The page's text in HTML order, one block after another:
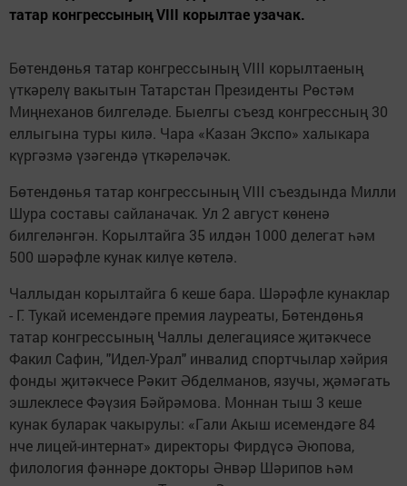
татар конгрессының VIII корылтае узачак.
Бөтендөнья татар конгрессының VIII корылтаеның
үткәрелү вакытын Татарстан Президенты Рөстәм
Миңнеханов билгеләде. Быелгы съезд конгрессның 30
еллыгына туры килә. Чара «Казан Экспо» халыкара
күргәзмә үзәгендә үткәреләчәк.
Бөтендөнья татар конгрессының VIII съездында Милли
Шура составы сайланачак. Ул 2 август көненә
билгеләнгән. Корылтайга 35 илдән 1000 делегат һәм
500 шәрәфле кунак килүе көтелә.
Чаллыдан корылтайга 6 кеше бара. Шәрәфле кунаклар
- Г. Тукай исемендәге премия лауреаты, Бөтендөнья
татар конгрессының Чаллы делегациясе җитәкчесе
Факил Сафин, "Идел-Урал" инвалид спортчылар хәйрия
фонды җитәкчесе Рәкит Әбделманов, язучы, җәмәгать
эшлеклесе Фәүзия Бәйрәмова. Моннан тыш 3 кеше
кунак буларак чакырулы: «Гали Акыш исемендәге 84
нче лицей-интернат» директоры Фирдүсә Әюпова,
филология фәннәре докторы Әнвәр Шәрипов һәм